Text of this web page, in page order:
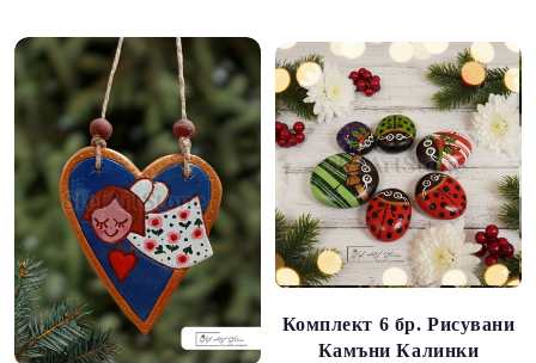
Комплект 6 бр. Рисувани
Камъни Калинки